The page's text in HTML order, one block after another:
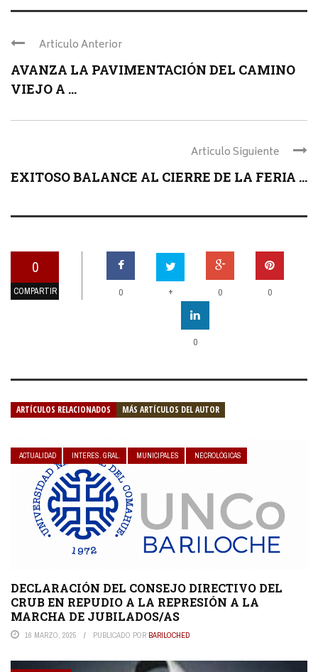
Articulo Anterior
AVANZA LA PAVIMENTACIÓN DEL CAMINO
VIEJO A ...
Articulo Siguiente
EXITOSO BALANCE AL CIERRE DE LA FERIA ...
0
COMPARTIR 0 + 0 0
0
ARTÍCULOS RELACIONADOS MÁS ARTÍCULOS DEL AUTOR
ACTUALIDAD INTERES. GRAL. MUNICIPALES NECROLÓGICAS
DECLARACIÓN DEL CONSEJO DIRECTIVO DEL
CRUB EN REPUDIO A LA REPRESIÓN A LA
MARCHA DE JUBILADOS/AS
16 MARZO, 2025 PUBLICADO POR BARILOCHED